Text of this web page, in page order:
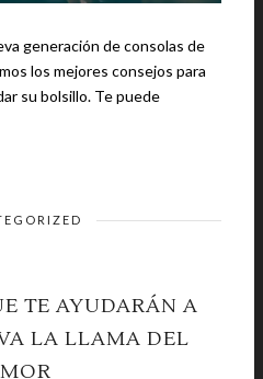
generación de consolas de
los mejores consejos para
Te puede
TE AYUDARÁN A
LA LLAMA DEL